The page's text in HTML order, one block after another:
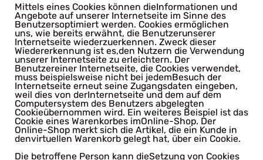
Mittels eines Cookies können dieInformationen und
Angebote auf unserer Internetseite im Sinne des
Benutzersoptimiert werden. Cookies ermöglichen
uns, wie bereits erwähnt, die Benutzerunserer
Internetseite wiederzuerkennen. Zweck dieser
Wiedererkennung ist es,den Nutzern die Verwendung
unserer Internetseite zu erleichtern. Der
Benutzereiner Internetseite, die Cookies verwendet,
muss beispielsweise nicht bei jedemBesuch der
Internetseite erneut seine Zugangsdaten eingeben,
weil dies von derInternetseite und dem auf dem
Computersystem des Benutzers abgelegten
Cookieübernommen wird. Ein weiteres Beispiel ist das
Cookie eines Warenkorbes imOnline-Shop. Der
Online-Shop merkt sich die Artikel, die ein Kunde in
denvirtuellen Warenkorb gelegt hat, über ein Cookie.
Die betroffene Person kann dieSetzung von Cookies